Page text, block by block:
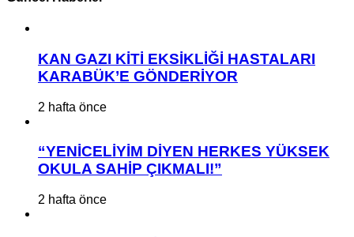
KAN GAZI KİTİ EKSİKLİĞİ HASTALARI
KARABÜK’E GÖNDERİYOR
2 hafta önce
“YENİCELİYİM DİYEN HERKES YÜKSEK
OKULA SAHİP ÇIKMALI!”
2 hafta önce